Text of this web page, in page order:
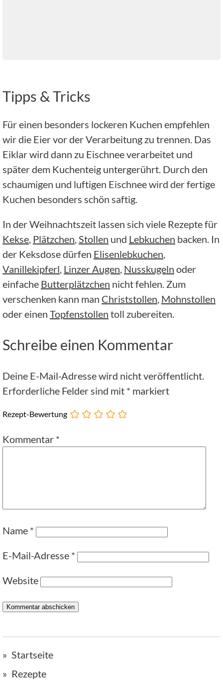
Tipps & Tricks
Für einen besonders lockeren Kuchen empfehlen
wir die Eier vor der Verarbeitung zu trennen. Das
Eiklar wird dann zu Eischnee verarbeitet und
später dem Kuchenteig untergerührt. Durch den
schaumigen und luftigen Eischnee wird der fertige
Kuchen besonders schön saftig.
In der Weihnachtszeit lassen sich viele Rezepte für
Kekse, Plätzchen,Stollen und Lebkuchen backen. In
der Keksdose dürfen Elisenlebkuchen,
Vanillekipferl, Linzer Augen, Nusskugeln oder
einfache Butterplätzchen nicht fehlen. Zum
verschenken kann man Christstollen, Mohnstollen
oder einen Topfenstollen toll zubereiten.
Schreibe einen Kommentar
Deine E-Mail-Adresse wird nicht veröffentlicht.
Erforderliche Felder sind mit * markiert
Rezept-Bewertung
Kommentar *
Name *
E-Mail-Adresse *
Website
Startseite
Rezepte